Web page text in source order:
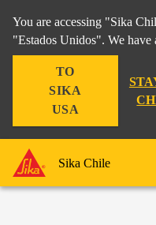
You are accessing "Sika
"Estados Unidos". We have
TO
SIKA
USA
Sika Chile